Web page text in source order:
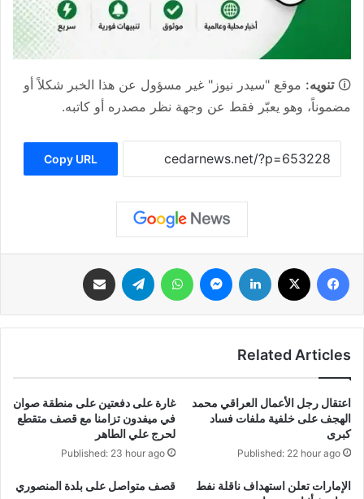
🛈تنويه: موقع "سيدر نيوز" غير مسؤول عن هذا الخبر شكلاً أو
مضموناً، وهو يعبّر فقط عن وجهة نظر مصدره أو كاتبه.
Copy URL
فيسبوك لينكدإن ماسنجر واتساب تيلقرام
Related Articles
اعتقال رجل الأعمال العراقي محمد
الهجف على خلفية ملفات فساد
كبرى
Published: 22 hour ago
غارة على دفعتين على منطقة صوان
في ميفدون تزامنا مع قصف متقطع
لحرج علي الطاهر
Published: 23 hour ago
الإمارات تعلن استهداف ناقلة نفط
قصف متواصل على بلدة المنصوري